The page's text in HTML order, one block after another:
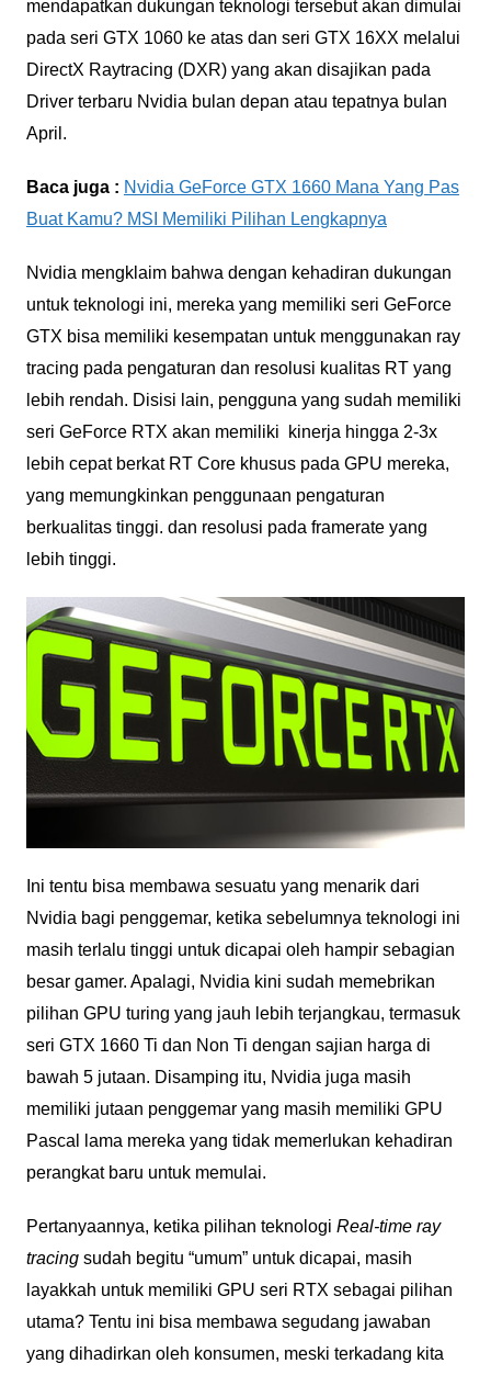
mendapatkan dukungan teknologi tersebut akan dimulai
pada seri GTX 1060 ke atas dan seri GTX 16XX melalui
DirectX Raytracing (DXR) yang akan disajikan pada
Driver terbaru Nvidia bulan depan atau tepatnya bulan
April.
Baca juga : Nvidia GeForce GTX 1660 Mana Yang Pas
Buat Kamu? MSI Memiliki Pilihan Lengkapnya
Nvidia mengklaim bahwa dengan kehadiran dukungan
untuk teknologi ini, mereka yang memiliki seri GeForce
GTX bisa memiliki kesempatan untuk menggunakan ray
tracing pada pengaturan dan resolusi kualitas RT yang
lebih rendah. Disisi lain, pengguna yang sudah memiliki
seri GeForce RTX akan memiliki kinerja hingga 2-3x
lebih cepat berkat RT Core khusus pada GPU mereka,
yang memungkinkan penggunaan pengaturan
berkualitas tinggi. dan resolusi pada framerate yang
lebih tinggi.
Ini tentu bisa membawa sesuatu yang menarik dari
Nvidia bagi penggemar, ketika sebelumnya teknologi ini
masih terlalu tinggi untuk dicapai oleh hampir sebagian
besar gamer. Apalagi, Nvidia kini sudah memebrikan
pilihan GPU turing yang jauh lebih terjangkau, termasuk
seri GTX 1660 Ti dan Non Ti dengan sajian harga di
bawah 5 jutaan. Disamping itu, Nvidia juga masih
memiliki jutaan penggemar yang masih memiliki GPU
Pascal lama mereka yang tidak memerlukan kehadiran
perangkat baru untuk memulai.
Pertanyaannya, ketika pilihan teknologi Real-time ray
tracing sudah begitu “umum” untuk dicapai, masih
layakkah untuk memiliki GPU seri RTX sebagai pilihan
utama? Tentu ini bisa membawa segudang jawaban
yang dihadirkan oleh konsumen, meski terkadang kita